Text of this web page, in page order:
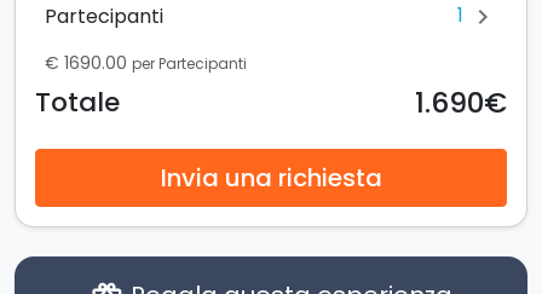
Partecipanti 1 chevron_right
€ 1690.00 per Partecipanti
Totale 1.690€
Invia una richiesta